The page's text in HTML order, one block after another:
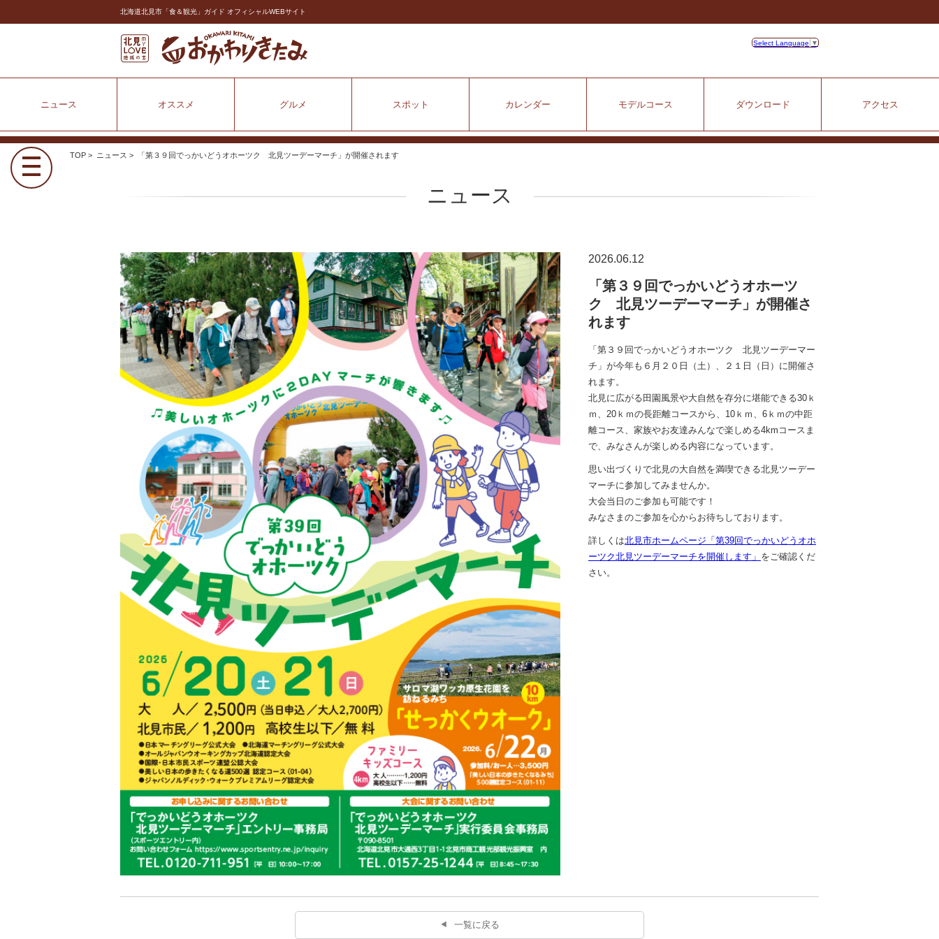
北海道北見市「食＆観光」ガイド オフィシャルWEBサイト
Select Language ▼
ニュース オススメ グルメ スポット カレンダー モデルコース ダウンロード アクセス
TOP > ニュース > 「第３９回でっかいどうオホーツク 北見ツーデーマーチ」が開催されます
ニュース
2026.06.12
「第３９回でっかいどうオホーツ
ク 北見ツーデーマーチ」が開催さ
れます
「第３９回でっかいどうオホーツク 北見ツーデーマー
チ」が今年も６月２０日（土）、２１日（日）に開催さ
れます。
北見に広がる田園風景や大自然を存分に堪能できる30ｋ
ｍ、20ｋｍの長距離コースから、10ｋｍ、6ｋｍの中距
離コース、家族やお友達みんなで楽しめる4kmコースま
で、みなさんが楽しめる内容になっています。
思い出づくりで北見の大自然を満喫できる北見ツーデー
マーチに参加してみませんか。
大会当日のご参加も可能です！
みなさまのご参加を心からお待ちしております。
詳しくは北見市ホームページ「第39回でっかいどうオホ
ーツク北見ツーデーマーチを開催します」 をご確認くだ
さい。
一覧に戻る